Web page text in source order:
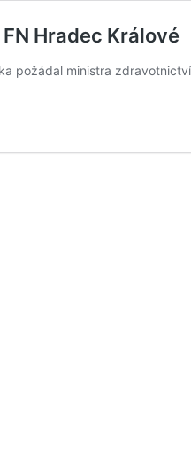
Hradec Králové
požádal ministra